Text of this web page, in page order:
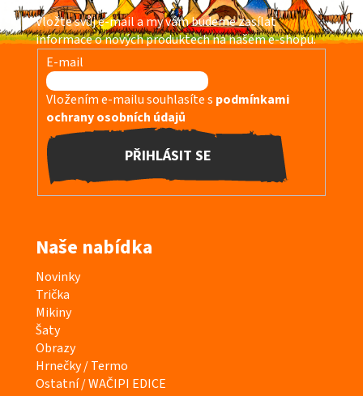
t
Vložte svůj e-mail a my vám budeme zasílat
informace o nových produktech na našem e-shopu.
E-mail
Vložením e-mailu souhlasíte s podmínkami
ochrany osobních údajů
PŘIHLÁSIT SE
Naše nabídka
K
a
t
e
g
o
r
Novinky
Trička
Mikiny
Šaty
Obrazy
Hrnečky / Termo
Ostatní / WAČIPI EDICE